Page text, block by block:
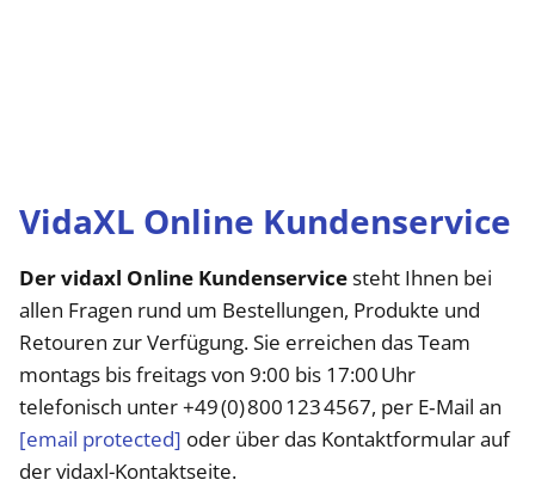
VidaXL Online Kundenservice
Der vidaxl Online Kundenservicesteht Ihnen bei
allen Fragen rund um Bestellungen, Produkte und
Retouren zur Verfügung. Sie erreichen das Team
montags bis freitags von 9:00 bis 17:00 Uhr
telefonisch unter +49 (0) 800 123 4567, per E‑Mail an
[email protected] oder über das Kontaktformular auf
der vidaxl-Kontaktseite.